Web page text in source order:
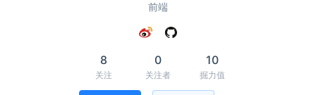
前端
8
关注
0
关注者
10
掘力值